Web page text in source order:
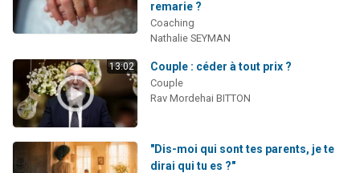
remarie ?
Coaching
Nathalie SEYMAN
13:02 Couple : céder à tout prix ?
Couple
Rav Mordehai BITTON
"Dis-moi qui sont tes parents, je te
dirai qui tu es ?"